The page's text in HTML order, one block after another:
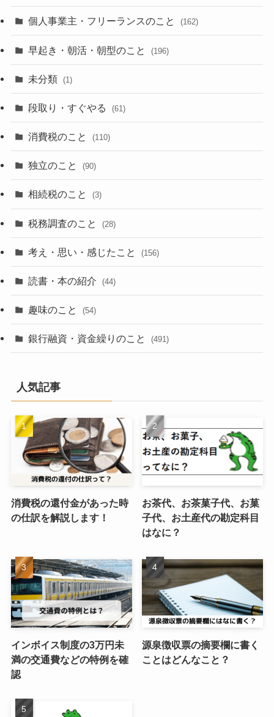
個人事業主・フリーランスのこと (162)
早起き・朝活・朝型のこと (196)
未分類 (1)
段取り・すぐやる (61)
消費税のこと (110)
独立のこと (90)
相続税のこと (3)
税務調査のこと (28)
考え・思い・感じたこと (156)
読書・本の紹介 (44)
趣味のこと (54)
銀行融資・資金繰りのこと (491)
人気記事
消費税の還付金があった時
の仕訳を解説します！
お茶代、お茶菓子代、お菓
子代、お土産代の勘定科目
はなに？
インボイス制度の3万円未
満の交通費などの特例を確
認
源泉徴収票の摘要欄に書く
ことはどんなこと？